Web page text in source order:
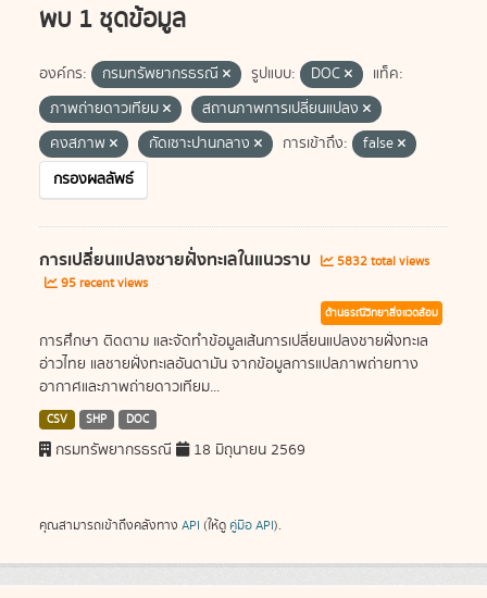
พบ 1 ชุดข้อมูล
องค์กร: กรมทรัพยากรธรณี รูปแบบ: DOC
แท็ค:
ภาพถ่ายดาวเทียม
สถานภาพการเปลี่ยนแปลง
คงสภาพ
กัดเซาะปานกลาง การเข้าถึง:
false
กรองผลลัพธ์
การเปลี่ยนแปลงชายฝั่งทะเลในแนวราบ
5832 total views
95 recent views
ด้านธรณีวิทยาสิ่งแวดล้อม
การศึกษา ติดตาม และจัดทำข้อมูลเส้นการเปลี่ยนแปลงชายฝั่งทะเล
อ่าวไทย แลชายฝั่งทะเลอันดามัน จากข้อมูลการแปลภาพถ่ายทาง
อากาศและภาพถ่ายดาวเทียม...
CSV SHP DOC
กรมทรัพยากรธรณี 18 มิถุนายน 2569
คุณสามารถเข้าถึงคลังทาง API (ให้ดู คู่มือ API).